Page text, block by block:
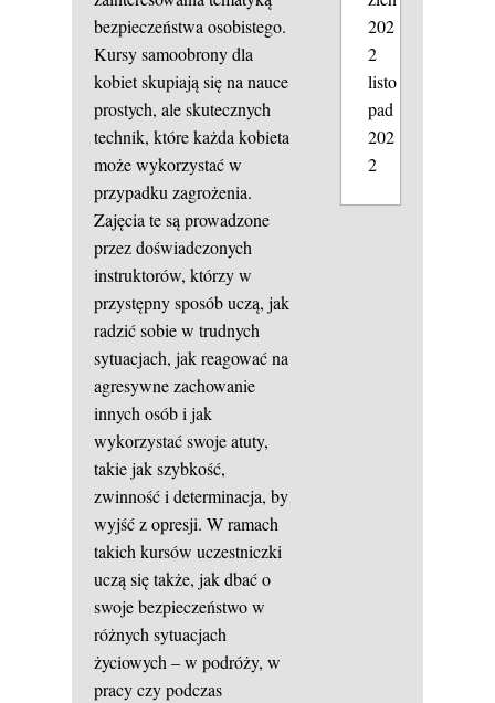
bezpieczeństwa osobistego.
Kursy samoobrony dla
kobiet skupiają się na nauce
prostych, ale skutecznych
technik, które każda kobieta
może wykorzystać w
przypadku zagrożenia.
Zajęcia te są prowadzone
przez doświadczonych
instruktorów, którzy w
przystępny sposób uczą, jak
radzić sobie w trudnych
sytuacjach, jak reagować na
agresywne zachowanie
innych osób i jak
wykorzystać swoje atuty,
takie jak szybkość,
zwinność i determinacja, by
wyjść z opresji. W ramach
takich kursów uczestniczki
uczą się także, jak dbać o
swoje bezpieczeństwo w
różnych sytuacjach
życiowych – w podróży, w
pracy czy podczas
202
2
listo
pad
202
2